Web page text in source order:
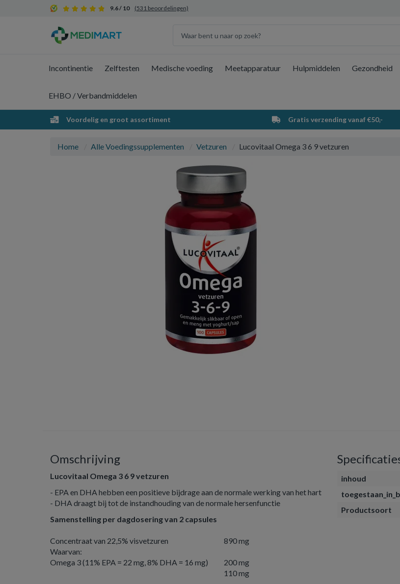
9.6 / 10 (531 beoordelingen)
Incontinentie Zelftesten Medische voeding Meetapparatuur Hulpmiddelen Gezondheid
EHBO / Verbandmiddelen
Voordelig en groot assortiment Gratis verzending vanaf €50,-
Home Alle Voedingssupplementen Vetzuren Lucovitaal Omega 3 6 9 vetzuren
Omschrijving
Lucovitaal Omega 3 6 9 vetzuren
- EPA en DHA hebben een positieve bijdrage aan de normale werking van het hart
- DHA draagt bij tot de instandhouding van de normale hersenfunctie
Samenstelling per dagdosering van 2 capsules
Concentraat van 22,5% visvetzuren
890 mg
Waarvan:
Omega 3 (11% EPA = 22 mg, 8% DHA = 16 mg)
200 mg
110 mg
inhoud
Productsoort